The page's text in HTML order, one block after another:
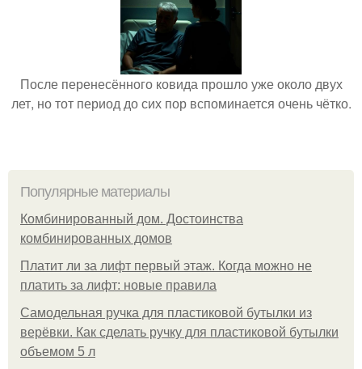
После перенесённого ковида прошло уже около двух
лет, но тот период до сих пор вспоминается очень чётко.
Популярные материалы
Комбинированный дом. Достоинства
комбинированных домов
Платит ли за лифт первый этаж. Когда можно не
платить за лифт: новые правила
Самодельная ручка для пластиковой бутылки из
верёвки. Как сделать ручку для пластиковой бутылки
объемом 5 л